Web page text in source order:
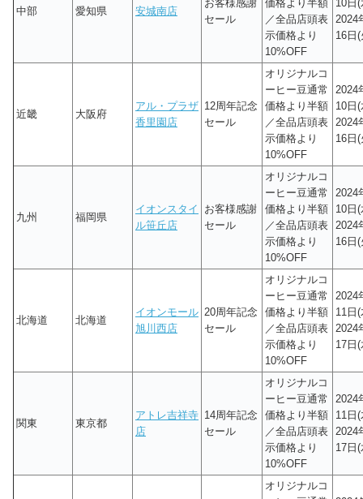
中部 愛知県 安城南店
お客様感謝
セール
価格より半額
／全品店頭表
示価格より
10%OFF
10日
2024
16日(
近畿 大阪府
アル・プラザ
香里園店
12周年記念
セール
オリジナルコ
ーヒー豆通常
価格より半額
／全品店頭表
示価格より
10%OFF
2024
10日
2024
16日(
九州 福岡県
イオンスタイ
ル笹丘店
お客様感謝
セール
オリジナルコ
ーヒー豆通常
価格より半額
／全品店頭表
示価格より
10%OFF
2024
10日
2024
16日(
北海道 北海道
イオンモール
旭川西店
20周年記念
セール
オリジナルコ
ーヒー豆通常
価格より半額
／全品店頭表
示価格より
10%OFF
2024
11日
2024
17日(
関東 東京都
アトレ吉祥寺
店
14周年記念
セール
オリジナルコ
ーヒー豆通常
価格より半額
／全品店頭表
示価格より
10%OFF
2024
11日
2024
17日(
オリジナルコ